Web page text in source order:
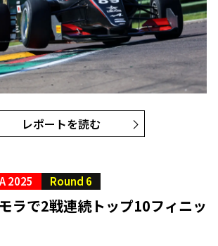
レポートを読む
2025 Round 6
ラで2戦連続トップ10フィニッ